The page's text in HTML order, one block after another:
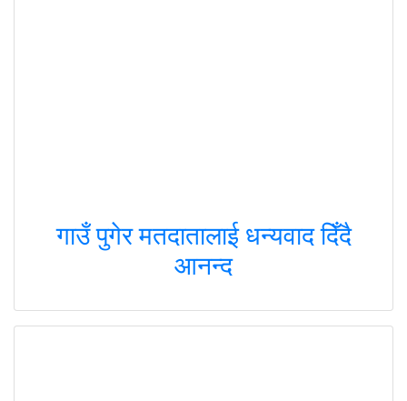
गाउँ पुगेर मतदातालाई धन्यवाद दिँदै
आनन्द